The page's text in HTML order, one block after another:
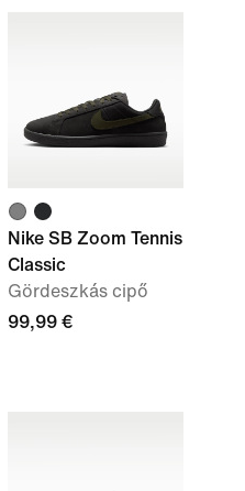
Nike SB Zoom Tennis
Classic
Gördeszkás cipő
99,99 €